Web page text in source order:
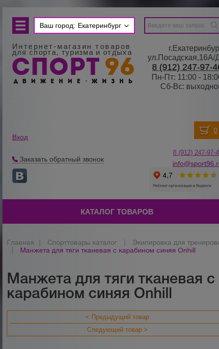
Ваш город: Екатеринбург
Интернет-магазин товаров
для спорта, туризма и отдыха
8 (912) 247-97-
Пн-Пт: 11:00 -
Сб-Вс:
Вход
Заказать обратный звонок
8 (912) 247-97-
КАТАЛОГ ТОВАРОВ
Главная Спорттовары каталог
Экипировка для
Манжета для тяги тканевая с карабином синяя Onhill
Манжета для тяги тканевая с
карабином синяя Onhill
< Предыдущий товар
Следующий товар >